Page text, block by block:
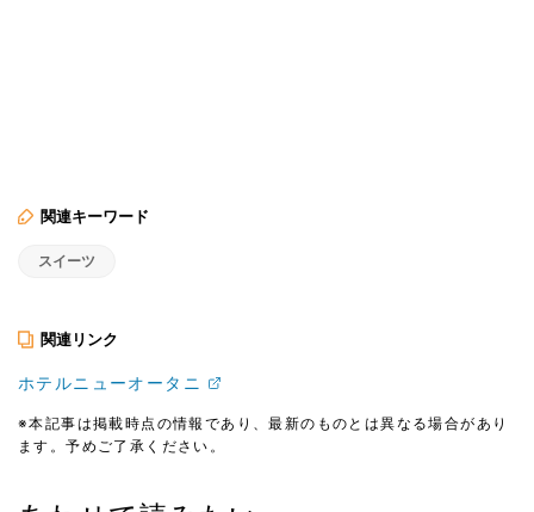
関連キーワード
スイーツ
関連リンク
ホテルニューオータニ
※本記事は掲載時点の情報であり、最新のものとは異なる場合があり
ます。予めご了承ください。